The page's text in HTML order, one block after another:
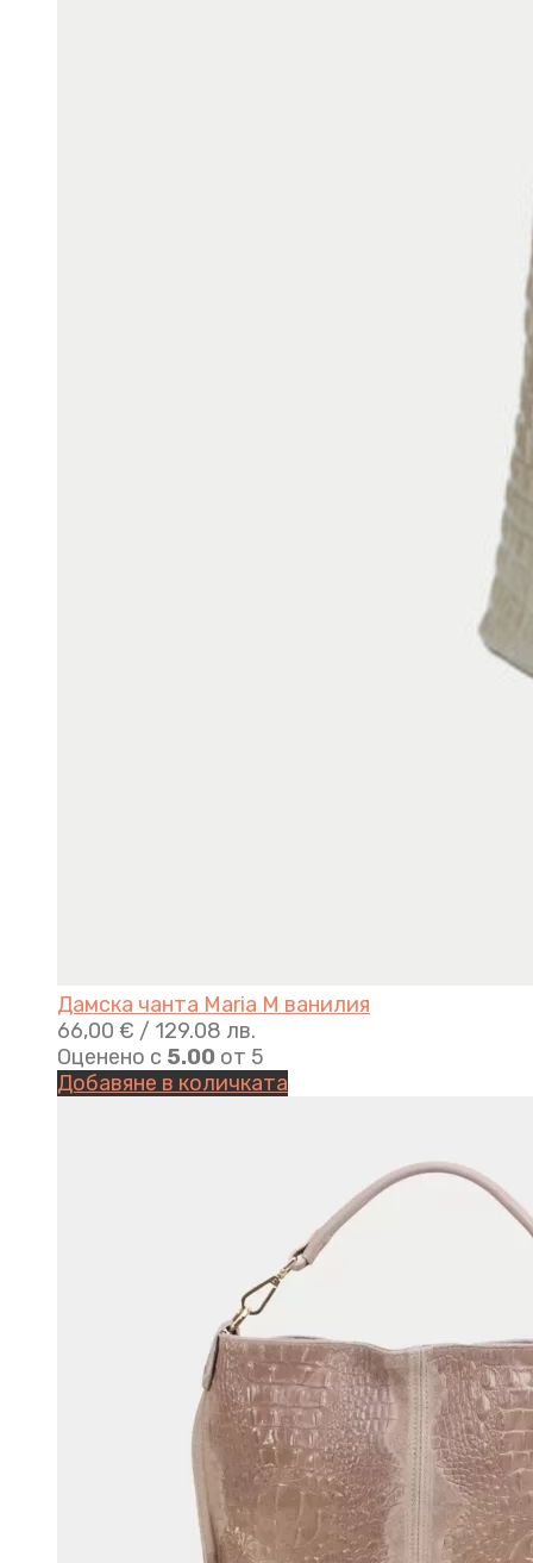
Дамска чанта Maria M ванилия
66,00 € / 129.08 лв.
Оценено с 5.00 от 5
Добавяне в количката